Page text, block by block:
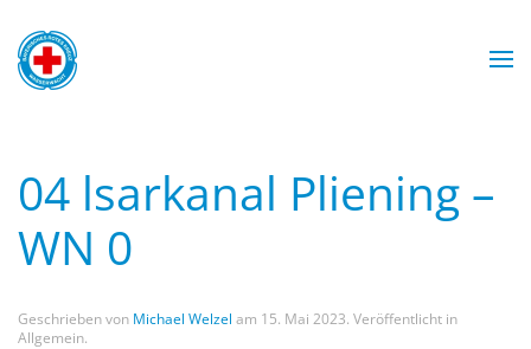
Zum Hauptinhalt springen
04 lsarkanal Pliening –
WN 0
Geschrieben von Michael Welzel am 15. Mai 2023. Veröffentlicht in
Allgemein.